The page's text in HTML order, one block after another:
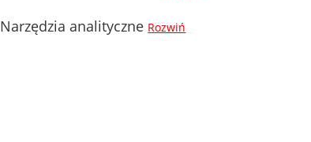
Narzędzia analityczne Rozwiń